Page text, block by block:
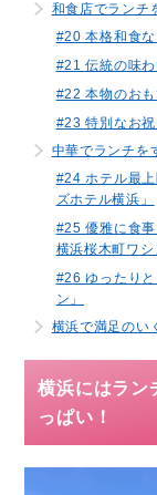
和食店でランチ
#20 本格和食な
#21 伝統の味わ
#22 本物のお
#23 特別なお祝
中華でランチを
#24 ホテル最
ズホテル横浜」
#25 優雅に食
横浜桜木町ワシ
#26 ゆったり
ン」
横浜で満足のい
横浜にはラン
っぱい！